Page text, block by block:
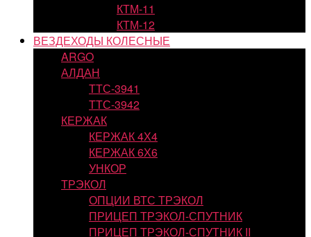
КТМ-11
КТМ-12
ВЕЗДЕХОДЫ КОЛЕСНЫЕ
ARGO
АЛДАН
ТТС-3941
ТТС-3942
КЕРЖАК
КЕРЖАК 4Х4
КЕРЖАК 6Х6
УНКОР
ТРЭКОЛ
ОПЦИИ ВТС ТРЭКОЛ
ПРИЦЕП ТРЭКОЛ-СПУТНИК
ПРИЦЕП ТРЭКОЛ-СПУТНИК II